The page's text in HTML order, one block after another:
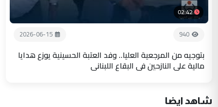
02:42
940
2026-06-15
بتوجيه من المرجعية العليا.. وفد العتبة الحسينية يوزع هدايا
مالية على النازحين في البقاع اللبناني
شاهد ايضا